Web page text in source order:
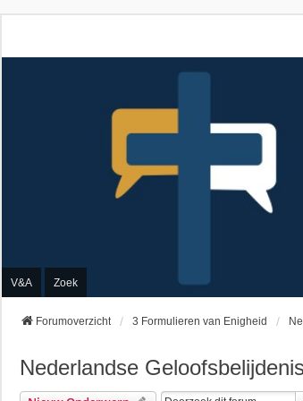
V&A Zoek
Forumoverzicht 3 Formulieren van Enigheid
Nederlandse Geloofsbelijdenis